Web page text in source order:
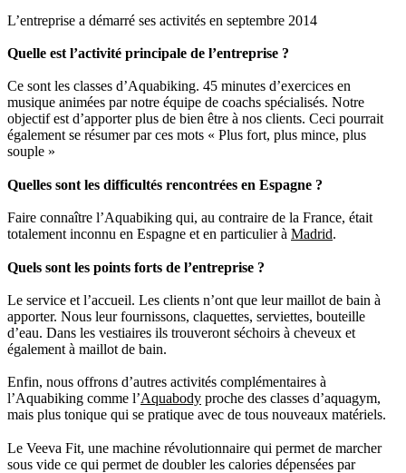
L’entreprise a démarré ses activités en septembre 2014
Quelle est l’activité principale de l’entreprise ?
Ce sont les classes d’Aquabiking. 45 minutes d’exercices en
musique animées par notre équipe de coachs spécialisés. Notre
objectif est d’apporter plus de bien être à nos clients. Ceci pourrait
également se résumer par ces mots « Plus fort, plus mince, plus
souple »
Quelles sont les difficultés rencontrées en Espagne ?
Faire connaître l’Aquabiking qui, au contraire de la France, était
totalement inconnu en Espagne et en particulier à Madrid.
Quels sont les points forts de l’entreprise ?
Le service et l’accueil. Les clients n’ont que leur maillot de bain à
apporter. Nous leur fournissons, claquettes, serviettes, bouteille
d’eau. Dans les vestiaires ils trouveront séchoirs à cheveux et
également à maillot de bain.
Enfin, nous offrons d’autres activités complémentaires à
l’Aquabiking comme l’Aquabody proche des classes d’aquagym,
mais plus tonique qui se pratique avec de tous nouveaux matériels.
Le Veeva Fit, une machine révolutionnaire qui permet de marcher
sous vide ce qui permet de doubler les calories dépensées par